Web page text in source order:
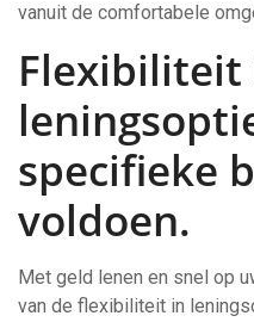
vanuit de comfortabele
Flexibiliteit
specifieke
voldoen.
Met geld lenen en snel op
van de flexibiliteit in